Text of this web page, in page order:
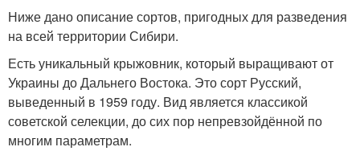
Ниже дано описание сортов, пригодных для разведения
на всей территории Сибири.
Есть уникальный крыжовник, который выращивают от
Украины до Дальнего Востока. Это сорт Русский,
выведенный в 1959 году. Вид является классикой
советской селекции, до сих пор непревзойдённой по
многим параметрам.